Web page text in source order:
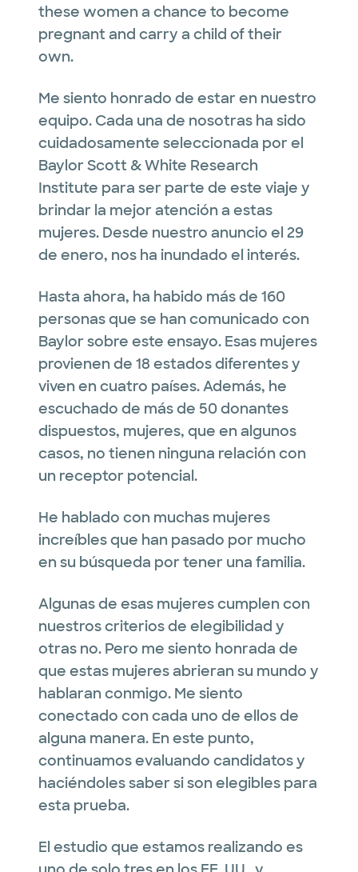
these women a chance to become
pregnant and carry a child of their
own.
Me siento honrado de estar en nuestro
equipo. Cada una de nosotras ha sido
cuidadosamente seleccionada por el
Baylor Scott & White Research
Institute para ser parte de este viaje y
brindar la mejor atención a estas
mujeres. Desde nuestro anuncio el 29
de enero, nos ha inundado el interés.
Hasta ahora, ha habido más de 160
personas que se han comunicado con
Baylor sobre este ensayo. Esas mujeres
provienen de 18 estados diferentes y
viven en cuatro países. Además, he
escuchado de más de 50 donantes
dispuestos, mujeres, que en algunos
casos, no tienen ninguna relación con
un receptor potencial.
He hablado con muchas mujeres
increíbles que han pasado por mucho
en su búsqueda por tener una familia.
Algunas de esas mujeres cumplen con
nuestros criterios de elegibilidad y
otras no. Pero me siento honrada de
que estas mujeres abrieran su mundo y
hablaran conmigo. Me siento
conectado con cada uno de ellos de
alguna manera. En este punto,
continuamos evaluando candidatos y
haciéndoles saber si son elegibles para
esta prueba.
El estudio que estamos realizando es